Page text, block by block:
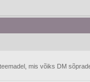
mis võiks DM